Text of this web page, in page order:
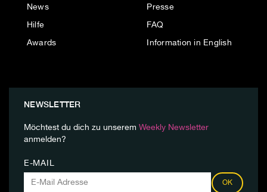
News
Hilfe
Awards
Presse
FAQ
Information in English
NEWSLETTER
Möchtest du dich zu unserem Weekly Newsletter
anmelden?
E-MAIL
OK